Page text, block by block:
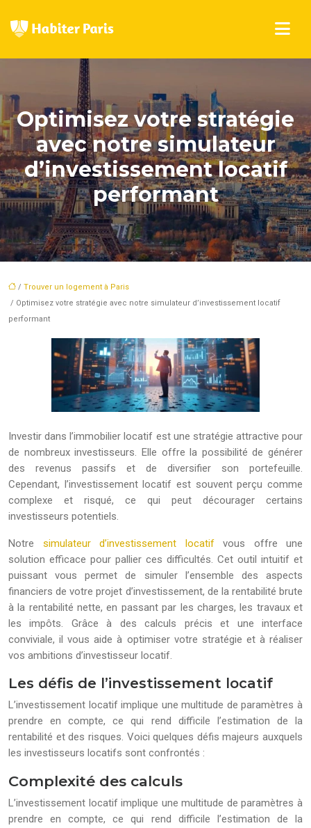
Optimisez votre stratégie
avec notre simulateur
d’investissement locatif
performant
/ Trouver un logement à Paris
/ Optimisez votre stratégie avec notre simulateur d’investissement locatif
performant
Investir dans l’immobilier locatif est une stratégie attractive pour
de nombreux investisseurs. Elle offre la possibilité de générer
des revenus passifs et de diversifier son portefeuille.
Cependant, l’investissement locatif est souvent perçu comme
complexe et risqué, ce qui peut décourager certains
investisseurs potentiels.
Notre simulateur d’investissement locatifvous offre une
solution efficace pour pallier ces difficultés. Cet outil intuitif et
puissant vous permet de simuler l’ensemble des aspects
financiers de votre projet d’investissement, de la rentabilité brute
à la rentabilité nette, en passant par les charges, les travaux et
les impôts. Grâce à des calculs précis et une interface
conviviale, il vous aide à optimiser votre stratégie et à réaliser
vos ambitions d’investisseur locatif.
Les défis de l’investissement locatif
L’investissement locatif implique une multitude de paramètres à
prendre en compte, ce qui rend difficile l’estimation de la
rentabilité et des risques. Voici quelques défis majeurs auxquels
les investisseurs locatifs sont confrontés :
Complexité des calculs
L’investissement locatif implique une multitude de paramètres à
prendre en compte, ce qui rend difficile l’estimation de la